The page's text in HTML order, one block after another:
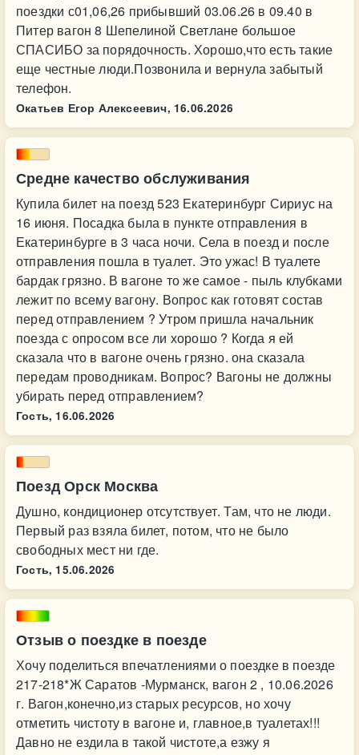
поездки с01,06,26 прибывший 03.06.26 в 09.40 в
Питер вагон 8 Шепелиной Светлане большое
СПАСИБО за порядочность. Хорошо,что есть такие
еще честные люди.Позвонила и вернула забытый
телефон.
Окатьев Егор Алексеевич, 16.06.2026
Средне качество обслуживания
Купила билет на поезд 523 Екатеринбург Сириус на
16 июня. Посадка была в пункте отправления в
Екатеринбурге в 3 часа ночи. Села в поезд и после
отправления пошла в туалет. Это ужас! В туалете
бардак грязно. В вагоне то же самое - пыль клубками
лежит по всему вагону. Вопрос как готовят состав
перед отправлением ? Утром пришла начальник
поезда с опросом все ли хорошо ? Когда я ей
сказала что в вагоне очень грязно. она сказала
передам проводникам. Вопрос? Вагоны не должны
убирать перед отправлением?
Гость, 16.06.2026
Поезд Орск Москва
Душно, кондиционер отсутствует. Там, что не люди.
Первый раз взяла билет, потом, что не было
свободных мест ни где.
Гость, 15.06.2026
Отзыв о поездке в поезде
Хочу поделиться впечатлениями о поездке в поезде
217-218*Ж Саратов -Мурманск, вагон 2 , 10.06.2026
г. Вагон,конечно,из старых ресурсов, но хочу
отметить чистоту в вагоне и, главное,в туалетах!!!
Давно не ездила в такой чистоте,а езжу я